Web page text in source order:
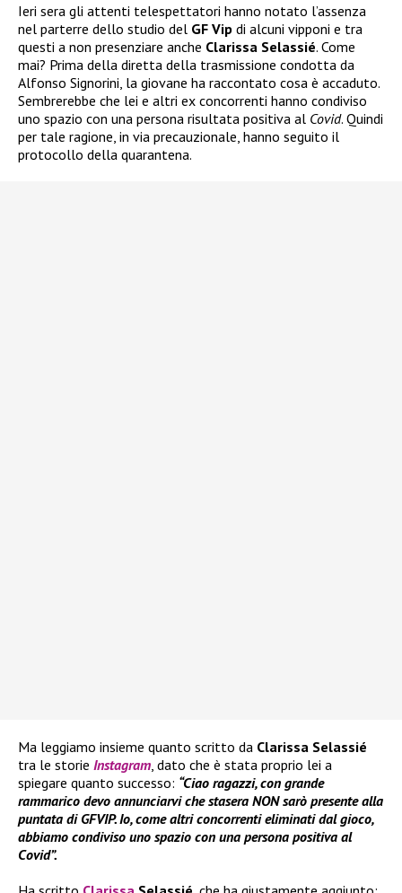
Ieri sera gli attenti telespettatori hanno notato l’assenza
nel parterre dello studio del GF Vip di alcuni vipponi e tra
questi a non presenziare anche Clarissa Selassié. Come
mai? Prima della diretta della trasmissione condotta da
Alfonso Signorini, la giovane ha raccontato cosa è accaduto.
Sembrerebbe che lei e altri ex concorrenti hanno condiviso
uno spazio con una persona risultata positiva al Covid. Quindi
per tale ragione, in via precauzionale, hanno seguito il
protocollo della quarantena.
Ma leggiamo insieme quanto scritto da Clarissa Selassié
tra le storie Instagram , dato che è stata proprio lei a
spiegare quanto successo: “Ciao ragazzi, con grande
rammarico devo annunciarvi che stasera NON sarò presente alla
puntata di GFVIP. Io, come altri concorrenti eliminati dal gioco,
abbiamo condiviso uno spazio con una persona positiva al
Covid”.